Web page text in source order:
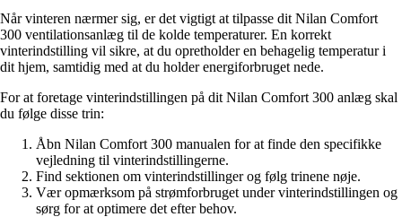
Når vinteren nærmer sig, er det vigtigt at tilpasse dit Nilan Comfort
300 ventilationsanlæg til de kolde temperaturer. En korrekt
vinterindstilling vil sikre, at du opretholder en behagelig temperatur i
dit hjem, samtidig med at du holder energiforbruget nede.
For at foretage vinterindstillingen på dit Nilan Comfort 300 anlæg skal
du følge disse trin:
Åbn Nilan Comfort 300 manualen for at finde den specifikke
vejledning til vinterindstillingerne.
Find sektionen om vinterindstillinger og følg trinene nøje.
Vær opmærksom på strømforbruget under vinterindstillingen og
sørg for at optimere det efter behov.